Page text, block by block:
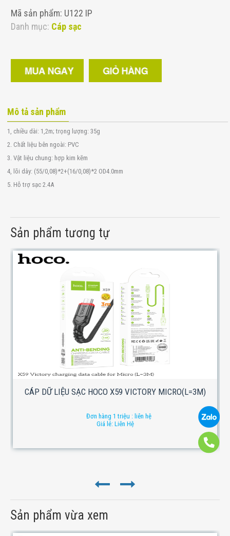
Mã sản phẩm: U122 IP
Danh mục: Cáp sạc
Mô tả sản phẩm
1, chiều dài: 1,2m; trọng lượng: 35g
2. Chất liệu bên ngoài: PVC
3. Vật liệu chung: hợp kim kẽm
4, lõi dây: (55/0,08)*2+(16/0,08)*2 OD4.0mm
5. Hỗ trợ sạc 2.4A
Sản phẩm tương tự
CÁP DỮ LIỆU SẠC HOCO X59 VICTORY MICRO(L=3M)
Đơn hàng 1 triệu : liên hệ
Giá lẻ: Liên Hệ
Sản phẩm vừa xem